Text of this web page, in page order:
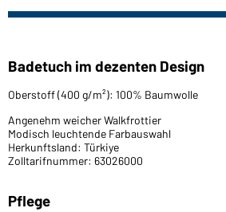
Badetuch im dezenten Design
Oberstoff (400 g/m²): 100% Baumwolle
Angenehm weicher Walkfrottier
Modisch leuchtende Farbauswahl
Herkunftsland: Türkiye
Zolltarifnummer: 63026000
Pflege